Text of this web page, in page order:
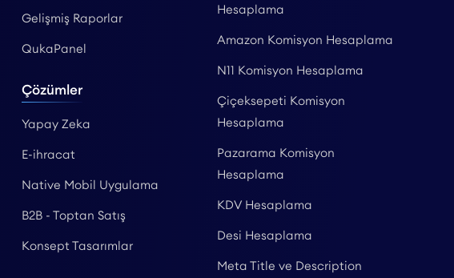
Gelişmiş Raporlar
QukaPanel
Çözümler
Yapay Zeka
E-ihracat
Native Mobil Uygulama
B2B - Toptan Satış
Konsept Tasarımlar
Hesaplama
Amazon Komisyon Hesaplama
N11 Komisyon Hesaplama
Çiçeksepeti Komisyon
Hesaplama
Pazarama Komisyon
Hesaplama
KDV Hesaplama
Desi Hesaplama
Meta Title ve Description